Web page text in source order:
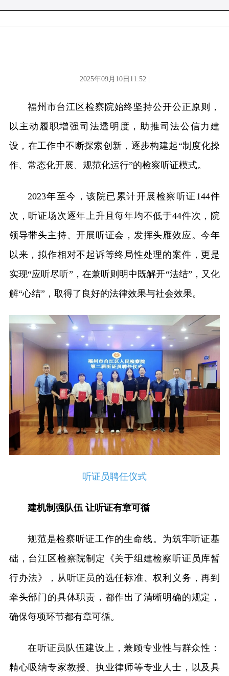
2025年09月10日11:52 |
福州市台江区检察院始终坚持公开公正原则，
以主动履职增强司法透明度，助推司法公信力建
设，在工作中不断探索创新，逐步构建起“制度化操
作、常态化开展、规范化运行”的检察听证模式。
2023年至今，该院已累计开展检察听证144件
次，听证场次逐年上升且每年均不低于44件次，院
领导带头主持、开展听证会，发挥头雁效应。今年
以来，拟作相对不起诉等终局性处理的案件，更是
实现“应听尽听”，在兼听则明中既解开“法结”，又化
解“心结”，取得了良好的法律效果与社会效果。
听证员聘任仪式
建机制强队伍 让听证有章可循
规范是检察听证工作的生命线。为筑牢听证基
础，台江区检察院制定《关于组建检察听证员库暂
行办法》，从听证员的选任标准、权利义务，再到
牵头部门的具体职责，都作出了清晰明确的规定，
确保每项环节都有章可循。
在听证员队伍建设上，兼顾专业性与群众性：
精心吸纳专家教授、执业律师等专业人士，以及具